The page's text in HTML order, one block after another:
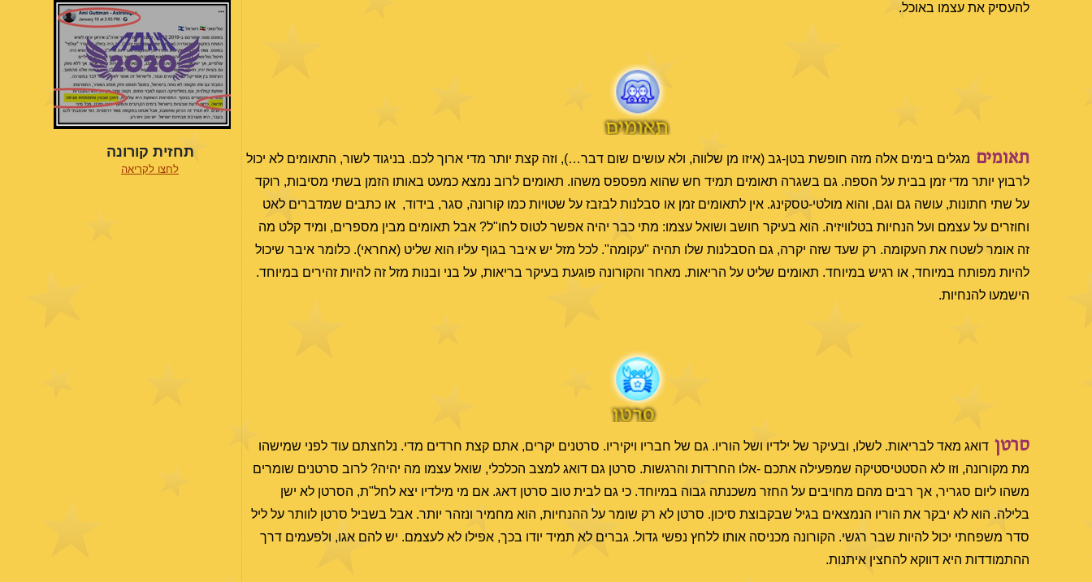
להעסיק את עצמו באוכל.
תאומים מגלים בימים אלה מזה חופשת בטן-גב (איזו מן שלווה, ולא עושים שום דבר…), וזה קצת יותר מדי ארוך לכם. בניגוד לשור, התאומים לא יכול
לרבוץ יותר מדי זמן בבית על הספה. גם בשגרה תאומים תמיד חש שהוא מפספס משהו. תאומים לרוב נמצא כמעט באותו הזמן בשתי מסיבות, רוקד
על שתי חתונות, עושה גם וגם, והוא מולטי-טסקינג. אין לתאומים זמן או סבלנות לבזבז על שטויות כמו קורונה, סגר, בידוד, או כתבים שמדברים לאט
וחוזרים על עצמם ועל הנחיות בטלוויזיה. הוא בעיקר חושב ושואל עצמו: מתי כבר יהיה אפשר לטוס לחו"ל? אבל תאומים מבין מספרים, ומיד קלט מה
זה אומר לשטח את העקומה. רק שעד שזה יקרה, גם הסבלנות שלו תהיה "עקומה". לכל מזל יש איבר בגוף עליו הוא שליט (אחראי). כלומר איבר שיכול
להיות מפותח במיוחד, או רגיש במיוחד. תאומים שליט על הריאות. מאחר והקורונה פוגעת בעיקר בריאות, על בני ובנות מזל זה להיות זהירים במיוחד.
הישמעו להנחיות.
סרטן דואג מאד לבריאות. לשלו, ובעיקר של ילדיו ושל הוריו. גם של חבריו ויקיריו. סרטנים יקרים, אתם קצת חרדים מדי. נלחצתם עוד לפני שמישהו
מת מקורונה, וזו לא הסטטיסטיקה שמפעילה אתכם -אלו החרדות והרגשות. סרטן גם דואג למצב הכלכלי, שואל עצמו מה יהיה? לרוב סרטנים שומרים
משהו ליום סגריר, אך רבים מהם מחויבים על החזר משכנתה גבוה במיוחד. כי גם לבית טוב סרטן דאג. אם מי מילדיו יצא לחל"ת, הסרטן לא ישן
בלילה. הוא לא יבקר את הוריו הנמצאים בגיל שבקבוצת סיכון. סרטן לא רק שומר על ההנחיות, הוא מחמיר ונזהר יותר. אבל בשביל סרטן לוותר על ליל
סדר משפחתי יכול להיות שבר רגשי. הקורונה מכניסה אותו ללחץ נפשי גדול. גברים לא תמיד יודו בכך, אפילו לא לעצמם. יש להם אגו, ולפעמים דרך
ההתמודדות היא דווקא להחצין איתנות.
תחזית קורונה
לחצו לקריאה